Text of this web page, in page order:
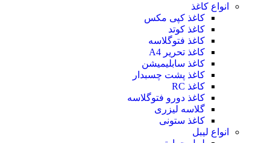
انواع کاغذ
کاغذ کپی مکس
کاغذ کوتد
کاغذ فتوگلاسه
کاغذ تحریر A4
کاغذ سابلیمیشن
کاغذ پشت چسبدار
کاغذ RC
کاغذ دورو فتوگلاسه
گلاسه لیزری
کاغذ ستونی
انواع لیبل